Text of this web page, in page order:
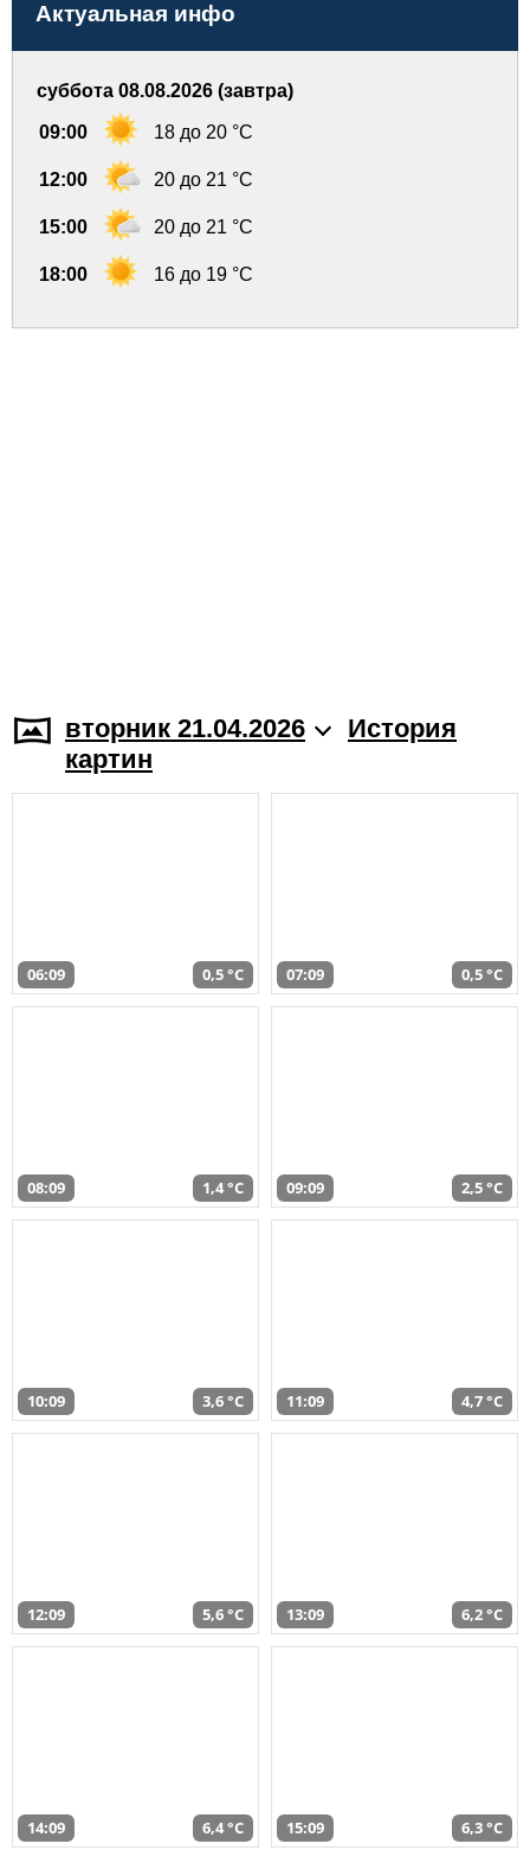
Актуальная инфо
суббота 08.08.2026 (завтра)
09:00 18 до 20 °C
12:00 20 до 21 °C
15:00 20 до 21 °C
18:00 16 до 19 °C
вторник 21.04.2026
История
картин
06:09 0,5 °C 07:09 0,5 °C
08:09 1,4 °C 09:09 2,5 °C
10:09 3,6 °C 11:09 4,7 °C
12:09 5,6 °C 13:09 6,2 °C
14:09 6,4 °C 15:09 6,3 °C